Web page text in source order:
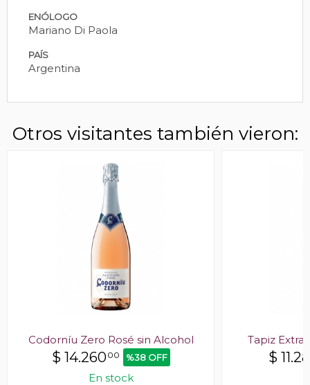
ENÓLOGO
Mariano Di Paola
PAÍS
Argentina
Otros visitantes también vieron:
Codorníu Zero Rosé sin Alcohol
$ 14.26000 %38 OFF
En stock
Tapiz
$